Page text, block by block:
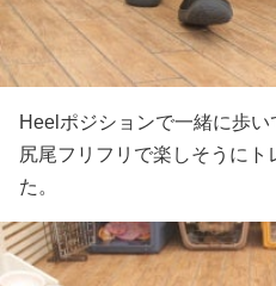
Heelポジションで一緒に歩
尻尾フリフリで楽しそうに
た。